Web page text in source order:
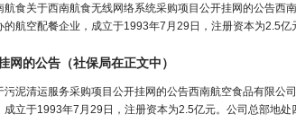
食关于西南航食无线网络系统采购项目公开挂网的公告西南
航空配餐企业，成立于1993年7月29日，注册资本为2.5亿
网的公告（社保局在正文中）
泥清运服务采购项目公开挂网的公告西南航空食品有限公
立于1993年7月29日，注册资本为2.5亿元。公司总部地处